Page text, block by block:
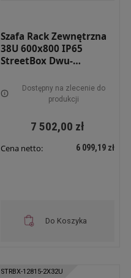
Szafa Rack Zewnętrzna
38U 600x800 IP65
StreetBox Dwu-
STRBX-6818-38U
Dostępny na zlecenie do
produkcji
7 502,00 zł
Cena netto: 6 099,19 zł
Do Koszyka
STRBX-12815-2X32U